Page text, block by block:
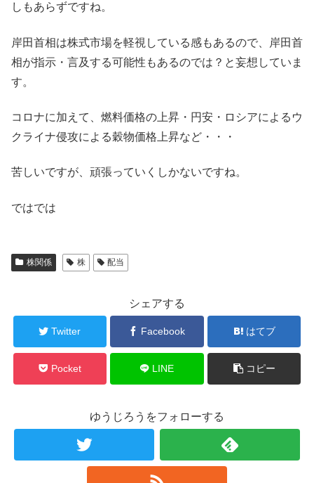
しもあらずですね。
岸田首相は株式市場を軽視している感もあるので、岸田首
相が指示・言及する可能性もあるのでは？と妄想していま
す。
コロナに加えて、燃料価格の上昇・円安・ロシアによるウ
クライナ侵攻による穀物価格上昇など・・・
苦しいですが、頑張っていくしかないですね。
ではでは
株関係 株 配当
シェアする
Twitter Facebook はてブ
Pocket LINE コピー
ゆうじろうをフォローする